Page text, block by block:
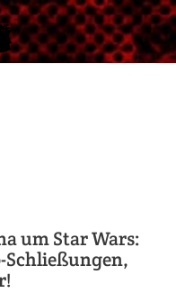
um Star Wars:
Schließungen,